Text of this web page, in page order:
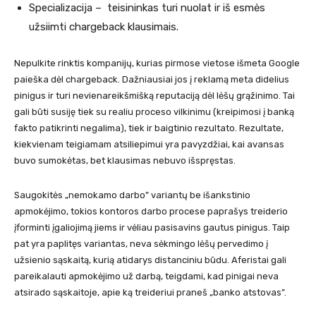
Specializacija – teisininkas turi nuolat ir iš esmės
užsiimti chargeback klausimais.
Nepulkite rinktis kompanijų, kurias pirmose vietose išmeta Google
paieška dėl chargeback. Dažniausiai jos į reklamą meta didelius
pinigus ir turi nevienareikšmišką reputaciją dėl lėšų grąžinimo. Tai
gali būti susiję tiek su realiu proceso vilkinimu (kreipimosi į banką
fakto patikrinti negalima), tiek ir baigtinio rezultato. Rezultate,
kiekvienam teigiamam atsiliepimui yra pavyzdžiai, kai avansas
buvo sumokėtas, bet klausimas nebuvo išspręstas.
Saugokitės „nemokamo darbo” variantų be išankstinio
apmokėjimo, tokios kontoros darbo procese paprašys treiderio
įforminti įgaliojimą jiems ir vėliau pasisavins gautus pinigus. Taip
pat yra paplitęs variantas, neva sėkmingo lėšų pervedimo į
užsienio sąskaitą, kurią atidarys distanciniu būdu. Aferistai gali
pareikalauti apmokėjimo už darbą, teigdami, kad pinigai neva
atsirado sąskaitoje, apie ką treideriui praneš „banko atstovas”.